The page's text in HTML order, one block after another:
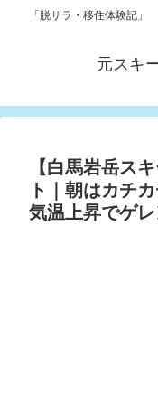
「脱サラ・移住体験記
元スキ
【白馬岩岳ス
ト｜朝はカチ
気温上昇でゲ